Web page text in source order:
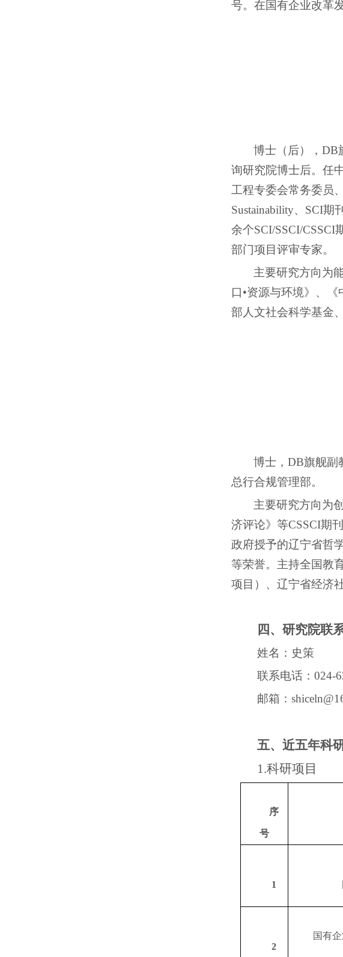
号。在国有企业改革
博士（后），DB
询研究院博士后。任
工程专委会常务委员
Sustainability、 SCI期刊
余个SCI/SSCI/CSSCI
部门项目评审专家。
主要研究方向为
口•资源与环境》、《
部人文社会科学基金
博士，DB旗舰副
总行合规管理部。
主要研究方向为
济评论》等CSSCI期
政府授予的辽宁省哲
等荣誉。主持全国教
项目）、辽宁省经济
四、研究院联
姓名：史策
联系电话： 024-
邮箱：
五、近五年科
1.科研项目
序
号
1
2
国有